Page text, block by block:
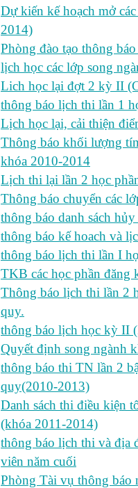
Dự kiến kế hoạch mở
2014)
Phòng đào tạo thông
lịch học các lớp song
Lich học lại đợt 2 kỳ II
thông báo lịch thi lần 1
Lịch học lại, cải thiện
Thông báo khối lượng
khóa 2010-2014
Lịch thi lại lần 2 học
Thông báo chuyển các
thông báo danh sách
thông báo kế hoach và
thông báo lịch thi lần I
TKB các học phần
Thông báo lịch thi lần 2
quy.
thông báo lịch học kỳ II
Quyết định song ngành
thông báo thi TN lần 2
quy(2010-2013)
Danh sách thi điều kiện
(khóa 2011-2014)
thông báo lịch thi và địa
viên năm cuối
Phòng Tài vụ thông báo